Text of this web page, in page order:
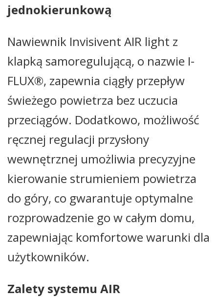
jednokierunkową
Nawiewnik Invisivent AIR light z
klapką samoregulującą, o nazwie I-
FLUX®, zapewnia ciągły przepływ
świeżego powietrza bez uczucia
przeciągów. Dodatkowo, możliwość
ręcznej regulacji przysłony
wewnętrznej umożliwia precyzyjne
kierowanie strumieniem powietrza
do góry, co gwarantuje optymalne
rozprowadzenie go w całym domu,
zapewniając komfortowe warunki dla
użytkowników.
Zalety systemu AIR